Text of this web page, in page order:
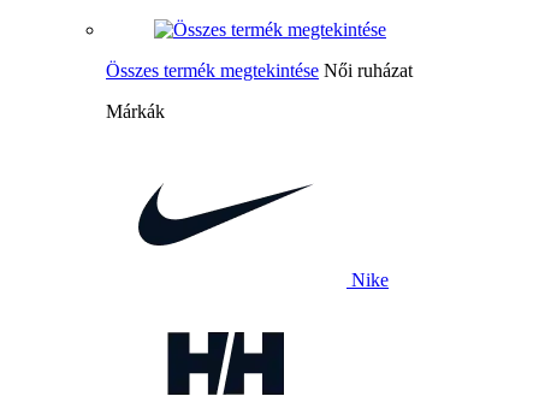
Összes termék megtekintése Női ruházat
Márkák
Nike